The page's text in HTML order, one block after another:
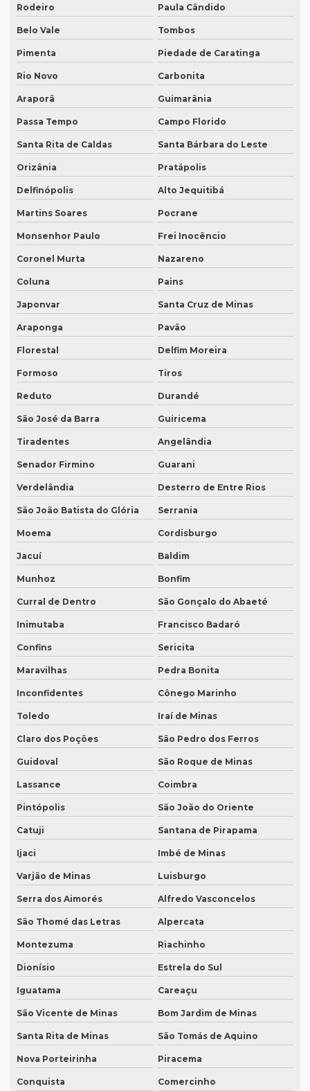
Quanto custa equipamento de tradução simultânea
Quanto custa para fazer uma tradução juramentada
Quanto custa tradução juramentada alemão
Quanto custa tradução juramentada espanhol
Quanto custa tradução juramentada ingles
Quanto custa tradução por palavra
Quanto custa a tradução de um manual técnico?
Quanto custa traduzir para alemão
Quanto custa traduzir documentos
Quanto custa traduzir um livro
Quanto custa um tradutor juramentado
Quanto custa uma tradução juramentada
Quanto custa uma tradução juramentada em francês
Quanto custa uma tradução juramentada em italiano
Quem faz tradução de artigos científicos
Quem faz tradução simultânea teams
Quem faz transcrição de áudio em portugues
Rádios para tradução simultânea
Revisão de artigos científicos
Revisão gramatical profissional
Revisão em ingles
Revisão em ingles tradução
Revisão de manuscritos literários
Revisão de teses e dissertações
Revisão de texto acadêmico preço
Revisão de textos academicos
Revisão de textos em alemão
Revisão de textos em árabe
Revisão de textos em coreano
Revisão de textos em espanhol
Revisão de textos em francês
Revisão de textos em inglês
Revisão de textos em japonês
Revisão de textos jurídicos
Revisão de textos em mandarim
Revisão de trabalhos acadêmicos
Serviço de degravação de audio
Serviço de degravação de áudio em texto
Serviço de degravação em espanhol
Rodeiro Paula Cândido
Belo Vale Tombos
Pimenta Piedade de Caratinga
Rio Novo Carbonita
Araporã Guimarânia
Passa Tempo Campo Florido
Santa Rita de Caldas Santa Bárbara do Leste
Orizânia Pratápolis
Delfinópolis Alto Jequitibá
Martins Soares Pocrane
Monsenhor Paulo Frei Inocêncio
Coronel Murta Nazareno
Coluna Pains
Japonvar Santa Cruz de Minas
Araponga Pavão
Florestal Delfim Moreira
Formoso Tiros
Reduto Durandé
São José da Barra Guiricema
Tiradentes Angelândia
Senador Firmino Guarani
Verdelândia Desterro de Entre Rios
São João Batista do Glória Serrania
Moema Cordisburgo
Jacuí Baldim
Munhoz Bonfim
Curral de Dentro São Gonçalo do Abaeté
Inimutaba Francisco Badaró
Confins Sericita
Maravilhas Pedra Bonita
Inconfidentes Cônego Marinho
Toledo Iraí de Minas
Claro dos Poções São Pedro dos Ferros
Guidoval São Roque de Minas
Lassance Coimbra
Pintópolis São João do Oriente
Catuji Santana de Pirapama
Ijaci Imbé de Minas
Varjão de Minas Luisburgo
Serra dos Aimorés Alfredo Vasconcelos
São Thomé das Letras Alpercata
Montezuma Riachinho
Dionísio Estrela do Sul
Iguatama Careaçu
São Vicente de Minas Bom Jardim de Minas
Santa Rita de Minas São Tomás de Aquino
Nova Porteirinha Piracema
Conquista Comercinho